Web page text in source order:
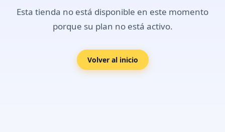
Esta tienda no está disponible en este momento
porque su plan no está activo.
Volver al inicio